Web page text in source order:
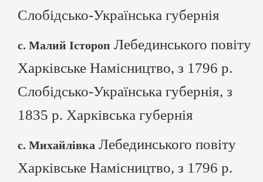
Слобідсько-Українська губернія
с. Малий Істороп Лебединського повіту
Харківське Намісництво, з 1796 р.
Слобідсько-Українська губернія, з
1835 р. Харківська губернія
с. Михайлівка Лебединського повіту
Харківське Намісництво, з 1796 р.